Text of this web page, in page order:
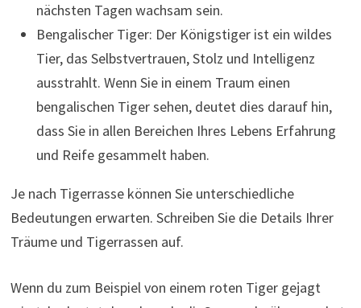
nächsten Tagen wachsam sein.
Bengalischer Tiger: Der Königstiger ist ein wildes
Tier, das Selbstvertrauen, Stolz und Intelligenz
ausstrahlt. Wenn Sie in einem Traum einen
bengalischen Tiger sehen, deutet dies darauf hin,
dass Sie in allen Bereichen Ihres Lebens Erfahrung
und Reife gesammelt haben.
Je nach Tigerrasse können Sie unterschiedliche
Bedeutungen erwarten. Schreiben Sie die Details Ihrer
Träume und Tigerrassen auf.
Wenn du zum Beispiel von einem roten Tiger gejagt